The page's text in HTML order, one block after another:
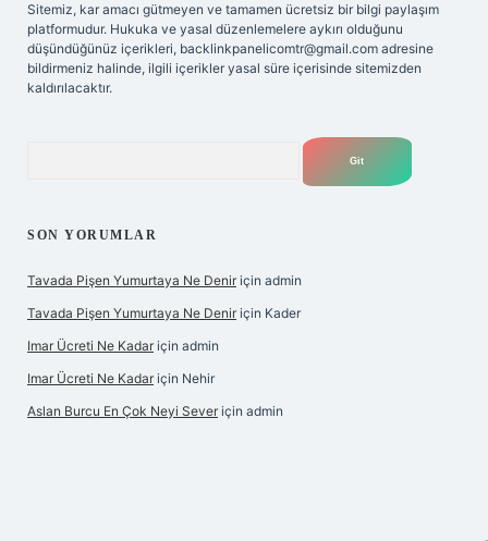
Sitemiz, kar amacı gütmeyen ve tamamen ücretsiz bir bilgi paylaşım
platformudur. Hukuka ve yasal düzenlemelere aykırı olduğunu
düşündüğünüz içerikleri, backlinkpanelicomtr@gmail.com adresine
bildirmeniz halinde, ilgili içerikler yasal süre içerisinde sitemizden
kaldırılacaktır.
SON YORUMLAR
Tavada Pişen Yumurtaya Ne Denir için admin
Tavada Pişen Yumurtaya Ne Denir için Kader
Imar Ücreti Ne Kadar için admin
Imar Ücreti Ne Kadar için Nehir
Aslan Burcu En Çok Neyi Sever için admin